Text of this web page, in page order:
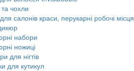
чохли
салонів краси, перукарні робочі місця
набори
ножиці
для нігтів
для кутикул